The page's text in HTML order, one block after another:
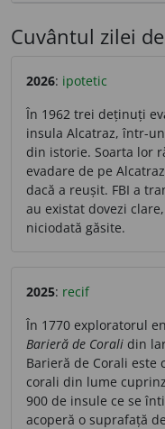
Cuvântul zilei
2026: ipotetic
În 1962 trei deținuți
insula Alcatraz, într-
din istorie. Soarta lor
evadare de pe
dacă a reușit. FBI a
au existat dovezi
niciodată găsite.
2025: recif
În 1770 exploratorul
Barieră de Corali din
Barieră de Corali este
corali din lume
900 de insule ce se
acoperă o suprafață